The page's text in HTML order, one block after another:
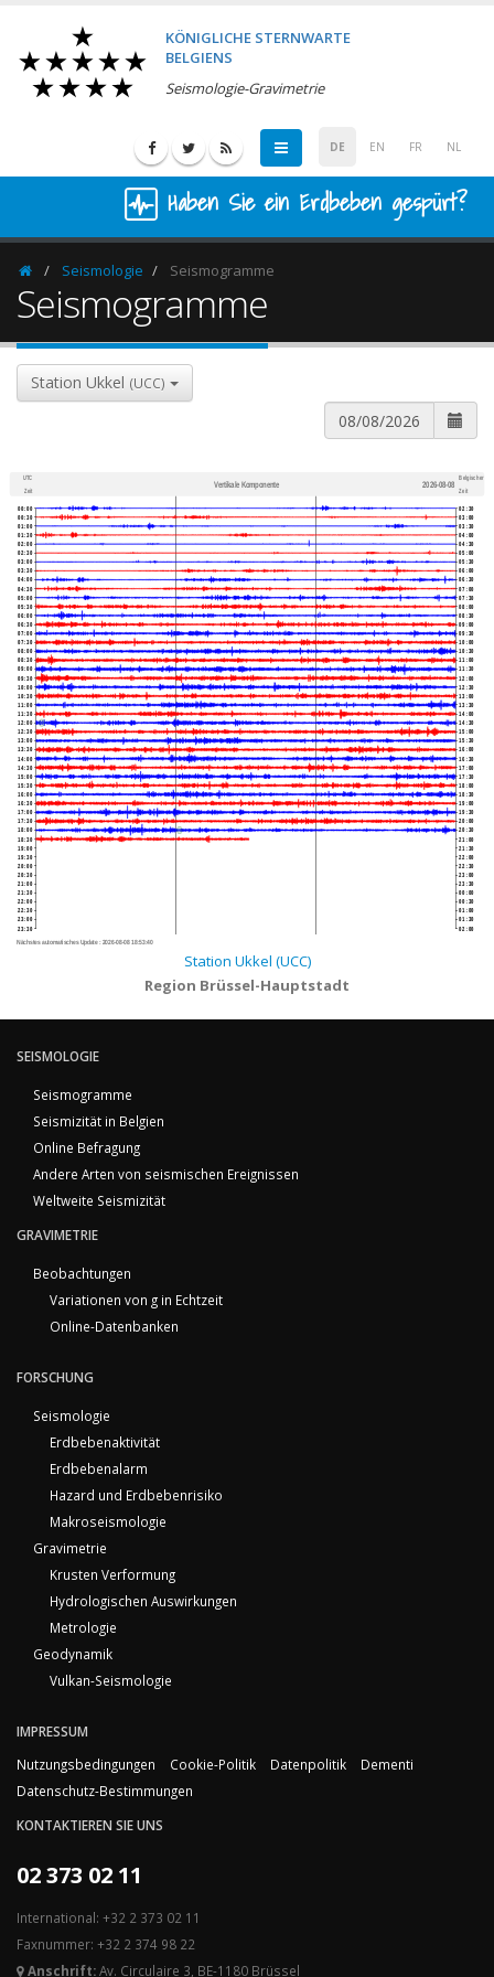
KÖNIGLICHE STERNWARTE
BELGIENS
Seismologie-Gravimetrie
DE EN FR NL
Haben Sie ein Erdbeben gespürt?
HomepageSeismologie Seismogramme
Seismogramme
Station Ukkel (UCC)
UTC
Zeit
Vertikale Komponente 2026-08-08
Belgischer
Zeit
00:00
00:30
01:00
01:30
02:00
02:30
03:00
03:30
04:00
04:30
05:00
05:30
06:00
06:30
07:00
07:30
08:00
08:30
09:00
09:30
10:00
10:30
11:00
11:30
12:00
12:30
13:00
13:30
14:00
14:30
15:00
15:30
16:00
16:30
17:00
17:30
18:00
18:30
19:00
19:30
20:00
20:30
21:00
21:30
22:00
22:30
23:00
23:30
02:30
03:00
03:30
04:00
04:30
05:00
05:30
06:00
06:30
07:00
07:30
08:00
08:30
09:00
09:30
10:00
10:30
11:00
11:30
12:00
12:30
13:00
13:30
14:00
14:30
15:00
15:30
16:00
16:30
17:00
17:30
18:00
18:30
19:00
19:30
20:00
20:30
21:00
21:30
22:00
22:30
23:00
23:30
00:00
00:30
01:00
01:30
02:00
Nächstes automatisches Update : 2026-08-08 18:53:40
Station Ukkel (UCC)
Region Brüssel-Hauptstadt
SEISMOLOGIE
Seismogramme
Seismizität in Belgien
Online Befragung
Andere Arten von seismischen Ereignissen
Weltweite Seismizität
GRAVIMETRIE
Beobachtungen
Variationen von g in Echtzeit
Online-Datenbanken
FORSCHUNG
Seismologie
Erdbebenaktivität
Erdbebenalarm
Hazard und Erdbebenrisiko
Makroseismologie
Gravimetrie
Krusten Verformung
Hydrologischen Auswirkungen
Metrologie
Geodynamik
Vulkan-Seismologie
IMPRESSUM
Nutzungsbedingungen
Cookie-Politik Datenpolitik
Dementi
Datenschutz-Bestimmungen
KONTAKTIEREN SIE UNS
02 373 02 11
International: +32 2 373 02 11
Faxnummer: +32 2 374 98 22
Anschrift:Av. Circulaire 3, BE-1180 Brüssel